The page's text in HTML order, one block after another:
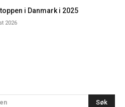
i Danmark i 2025
2026
Søk